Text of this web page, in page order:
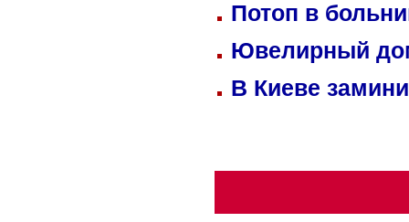
Потоп в
Ювелирный
В Киеве